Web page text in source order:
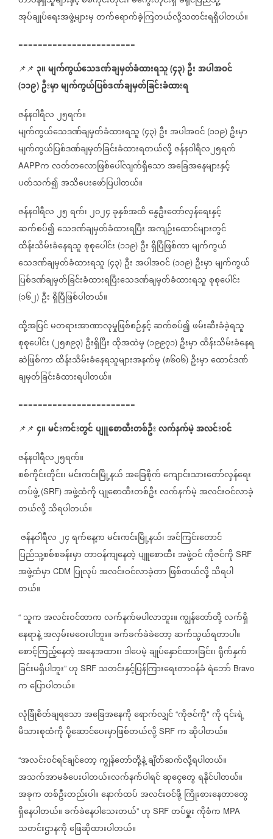
အုပ်ချုပ်‌ရေးအဖွဲ့များမှတက်ရောက်ခဲ့ကြတယ်လို့သတင်းရရှိပါတယ်။
========================
📌📌 ၃။မျက်ကွယ်သေဒဏ်ချမှတ်ခံထားရသူ (၄၃) ဦးအပါအဝင်
(၁၁၉) ဦးမှာမျက်ကွယ်ပြစ်ဒဏ်ချမှတ်ခြင်းခံထားရ
ဇန်နဝါရီလ၂၅ရက်။
မျက်ကွယ်သေဒဏ်ချမှတ်ခံထားရသူ (၄၃) ဦးအပါအဝင် (၁၁၉) ဦးမှာ
မျက်ကွယ်ပြစ်ဒဏ်ချမှတ်ခြင်းခံထားရတယ်လို့ဇန်နဝါရီလ၂၅ရက်
AAPPကလတ်တလောဖြစ်ပေါ်လျက်ရှိသောအခြေအနေများနှင့်
ပတ်သက်၍အသိပေးဖော်ပြပါတယ်။
ဇန်နဝါရီလ၂၅ရက်၊၂၀၂၄ခုနှစ်အထိနွေဦးတော်လှန်ရေးနှင့်
ဆက်စပ်၍သေဒဏ်ချမှတ်ခံထားရပြီးအကျဉ်းထောင်များတွင်
ထိန်းသိမ်းခံနေရသူစုစုပေါင်း (၁၁၉) ဦးရှိပြီဖြစ်ကာမျက်ကွယ်
သေဒဏ်ချမှတ်ခံထားရသူ (၄၃) ဦးအပါအဝင် (၁၁၉) ဦးမှာမျက်ကွယ်
ပြစ်ဒဏ်ချမှတ်ခြင်းခံထားရပြီးသေဒဏ်ချမှတ်ခံထားရသူစုစုပေါင်း
(၁၆၂) ဦးရှိပြီဖြစ်ပါတယ်။
ထို့အပြင်မတရားအာဏာလုမှုဖြစ်စဉ်နှင့်ဆက်စပ်၍ဖမ်းဆီးခံခဲ့ရသူ
စုစုပေါင်း (၂၅၈၉၃) ဦးရှိပြီးထိုအထဲမှ (၁၉၉၇၁) ဦးမှာထိန်းသိမ်းခံနေရ
ဆဲဖြစ်ကာထိန်းသိမ်းခံနေရသူများအနက်မှ (၈၆၀၆) ဦးမှာထောင်ဒဏ်
ချမှတ်ခြင်းခံထားရပါတယ်။
========================
📌📌 ၄။မင်းကင်းတွင်ပျူစောထီးတစ်ဦးလက်နက်မဲ့အလင်းဝင်
ဇန်နဝါရီလ၂၅ရက်။
စစ်ကိုင်းတိုင်း၊မင်းကင်းမြို့နယ်အခြေစိုက်ကျောင်းသားတော်လှန်ရေး
တပ်ဖွဲ့ (SRF) အဖွဲ့ထံကိုပျုစောထီးတစ်ဦးလက်နက်မဲ့အလင်းဝင်လာခဲ့
တယ်လို့သိရပါတယ်။
ဇန်နဝါရီလ၂၄ရက်နေ့ကမင်းကင်းမြို့နယ်၊အင်ကြင်းတောင်
ပြည်သူ့စစ်စခန်းမှာတာဝန်ကျနေတဲ့ပျူစောထီးအဖွဲ့ဝင်ကိုဇင်ကို SRF
အဖွဲ့ထံမှာ CDM ပြုလုပ်အလင်းဝင်လာခဲ့တာဖြစ်တယ်လို့သိရပါ
တယ်။
“ သူကအလင်းဝင်တာကလက်နက်မပါလာဘူး။ကျွန်တော်တို့လက်ရှိ
နေရာနဲ့အလှမ်းမဝေးပါဘူး။ခက်ခက်ခဲခဲတော့ဆက်သွယ်ရတာပါ။
စောင့်ကြည့်နေတဲ့အနေအထား၊ဒါပေမဲ့ချုပ်နှောင်ထားခြင်း၊ရိုက်နှက်
ခြင်းမရှိပါဘူး” ဟု SRF သတင်းနှင့်ပြန်ကြားရေးတာဝန်ခံရဲဘော် Bravo
ကပြောပါတယ်။
လုံခြုံစိတ်ချရသောအခြေအနေကိုရောက်လျှင် “ကိုဇင်ကို" ကို၎င်းရဲ့
မိသားစုထံကိုပို့ဆောင်ပေးမှာဖြစ်တယ်လို့ SRF ကဆိုပါတယ်။
“အလင်းဝင်ရင်ချင်တော့ကျွန်တော်တို့နဲ့ချိတ်ဆက်လို့ရပါတယ်။
အသက်အာမခံပေးပါတယ်။လက်နက်ပါရင်ဆုငွေတွေရနိုင်ပါတယ်။
အခုကတစ်ဦးတည်းပါ။နောက်ထပ်အလင်းဝင်ဖို့ကြိုးစားနေတာတွေ
ရှိနေပါတယ်။ခက်ခဲနေပါသေးတယ်” ဟု SRF တပ်မှူးကိုစံက MPA
သတင်းဌာနကိုဖြေဆိုထားပါတယ်။